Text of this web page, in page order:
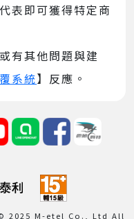
表即可獲得特定商
有其他問題與建
系統】反應。
© 2025 M-etel Co., Ltd All